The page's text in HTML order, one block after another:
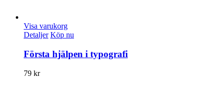
Visa varukorg
Detaljer Köp nu
Första hjälpen i typografi
79 kr